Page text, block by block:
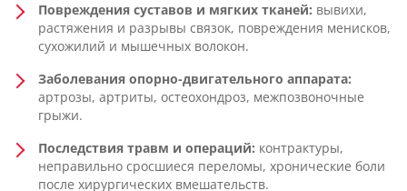
Повреждения суставов и мягких тканей: вывихи,
растяжения и разрывы связок, повреждения менисков,
сухожилий и мышечных волокон.
Заболевания опорно-двигательного аппарата:
артрозы, артриты, остеохондроз, межпозвоночные
грыжи.
Последствия травм и операций: контрактуры,
неправильно сросшиеся переломы, хронические боли
после хирургических вмешательств.